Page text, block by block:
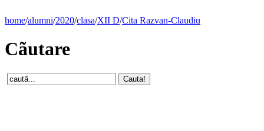
home/alumni/2020/clasa/XII D/Cita Razvan-Claudiu
Cãutare